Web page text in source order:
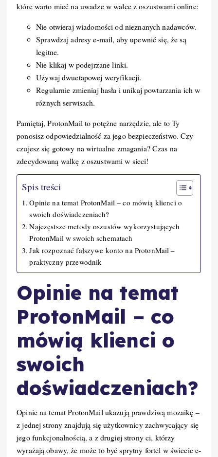
które warto mieć na uwadze w walce z oszustwami online:
Nie otwieraj wiadomości od nieznanych nadawców.
Sprawdzaj adresy e-mail, aby upewnić się, że są
legitne.
Nie klikaj w podejrzane linki.
Używaj dwuetapowej weryfikacji.
Regularnie zmieniaj hasła i unikaj powtarzania ich w
różnych serwisach.
Pamiętaj, ProtonMail to potężne narzędzie, ale to Ty
ponosisz odpowiedzialność za jego bezpieczeństwo. Czy
czujesz się gotowy na wirtualne zmagania? Czas na
zdecydowaną walkę z oszustwami w sieci!
Spis treści
Opinie na temat ProtonMail – co mówią klienci o
swoich doświadczeniach?
Najczęstsze metody oszustów wykorzystujących
ProtonMail w swoich schematach
Jak rozpoznać fałszywe konto na ProtonMail –
praktyczny przewodnik
Opinie na temat
ProtonMail – co
mówią klienci o
swoich
doświadczeniach?
Opinie na temat ProtonMail ukazują prawdziwą mozaikę –
z jednej strony znajdują się użytkownicy zachwycający się
jego funkcjonalnością, a z drugiej strony ci, którzy
wyrażają obawy, że może to być sprytny fortel w świecie e-